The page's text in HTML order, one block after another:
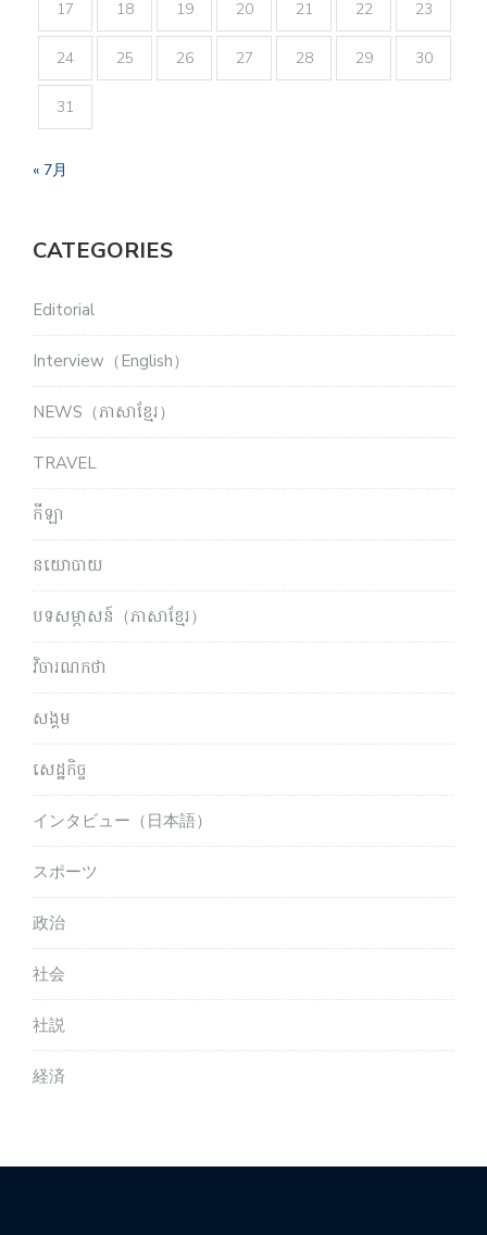
17 18 19 20 21 22 23
24 25 26 27 28 29 30
31
« 7月
CATEGORIES
Editorial
Interview（English）
NEWS（ភាសាខ្មែរ）
TRAVEL
កីឡា
នយោបាយ
បទសម្ភាសន៍（ភាសាខ្មែរ）
វិចារណកថា
សង្គម
សេដ្ឋកិច្ច
インタビュー（日本語）
スポーツ
政治
社会
社説
経済